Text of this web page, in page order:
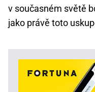
v současném světě
jako právě toto